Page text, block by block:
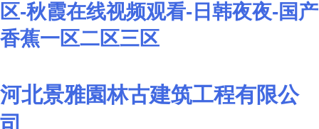
区-秋霞在线视频观看-日韩夜夜-国产
香蕉一区二区三区
河北景雅園林古建筑工程有限公
司